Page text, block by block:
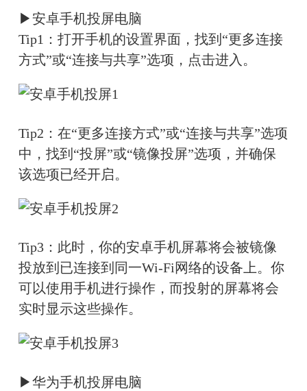
▶安卓手机投屏电脑
Tip1：打开手机的设置界面，找到“更多连接
方式”或“连接与共享”选项，点击进入。
Tip2：在“更多连接方式”或“连接与共享”选项
中，找到“投屏”或“镜像投屏”选项，并确保
该选项已经开启。
Tip3：此时，你的安卓手机屏幕将会被镜像
投放到已连接到同一Wi-Fi网络的设备上。你
可以使用手机进行操作，而投射的屏幕将会
实时显示这些操作。
▶华为手机投屏电脑